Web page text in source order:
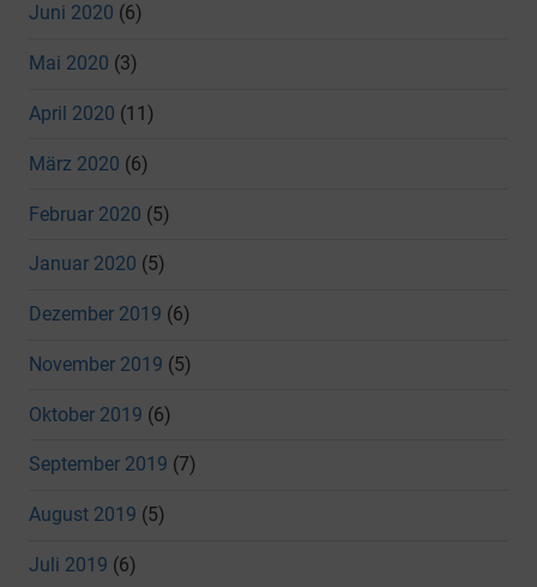
Juni 2020 (6)
Mai 2020 (3)
April 2020 (11)
März 2020 (6)
Februar 2020 (5)
Januar 2020 (5)
Dezember 2019 (6)
November 2019 (5)
Oktober 2019 (6)
September 2019 (7)
August 2019 (5)
Juli 2019 (6)